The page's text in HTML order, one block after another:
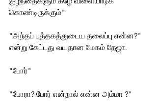
கொண்டிருக்கும்"
"அந்தப் புத்தகத்துடைய தலைப்பு என்ன?"
என்று கேட்டது வயதான மேகம் தேஜா.
"போர்"
"போரா? போர் என்றால் என்ன அம்மா ?"